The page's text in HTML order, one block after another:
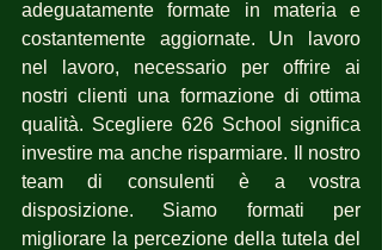
adeguatamente formate in materia e
costantemente aggiornate. Un lavoro
nel lavoro, necessario per offrire ai
nostri clienti una formazione di ottima
qualità. Scegliere 626 School significa
investire ma anche risparmiare. Il nostro
team di consulenti è a vostra
disposizione. Siamo formati per
migliorare la percezione della tutela del